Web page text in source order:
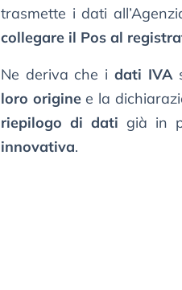
trasmette i dati
collegare il Pos al
Ne deriva che i dati IVA
loro originee la
riepilogo di dati già in
innovativa.